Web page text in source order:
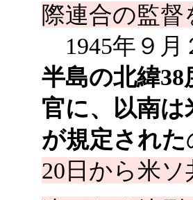
際連合の監督
1945年９月
半島の北緯
官に、以南
が規定された
20日から米